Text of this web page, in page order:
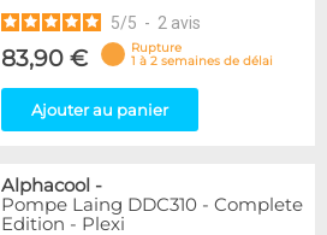
5/5 - 2 avis
83,90 €
Rupture
1 à 2 semaines de délai
Ajouter au panier
Alphacool -
Pompe Laing DDC310 - Complete
Edition - Plexi